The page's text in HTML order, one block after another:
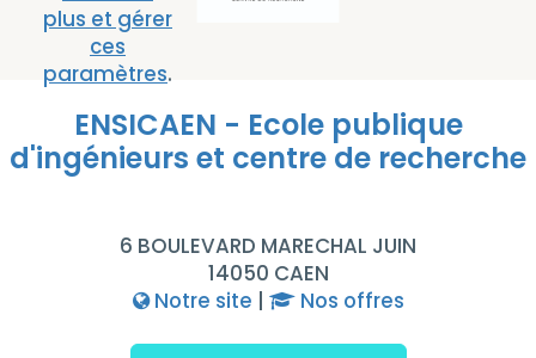
plus et gérer
ces
paramètres.
ENSICAEN - Ecole publique
d'ingénieurs et centre de recherche
6 BOULEVARD MARECHAL JUIN
14050 CAEN
Notre site | Nos offres